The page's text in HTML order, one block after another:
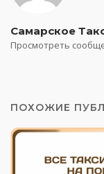
Самарское
Просмотреть
ПОХОЖИЕ